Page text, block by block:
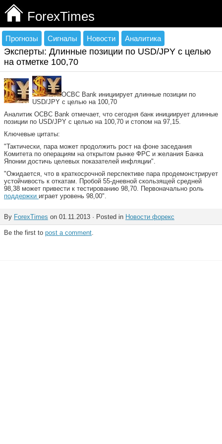
ForexTimes
Прогнозы Сигналы Новости Аналитика
Эксперты: Длинные позиции по USD/JPY с целью
на отметке 100,70
OCBC Bank инициирует длинные позиции по
USD/JPY с целью на 100,70
Аналитик OCBC Bank отмечает, что сегодня банк инициирует длинные
позиции по USD/JPY с целью на 100,70 и стопом на 97,15.
Ключевые цитаты:
"Тактически, пара может продолжить рост на фоне заседания
Комитета по операциям на открытом рынке ФРС и желания Банка
Японии достичь целевых показателей инфляции".
"Ожидается, что в краткосрочной перспективе пара продемонстрирует
устойчивость к откатам. Пробой 55-дневной скользящей средней
98,38 может привести к тестированию 98,70. Первоначально роль
поддержки играет уровень 98,00".
By ForexTimes on 01.11.2013 · Posted in Новости форекс
Be the first to post a comment